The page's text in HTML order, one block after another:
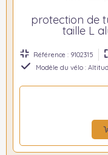
protection de
taille L
Référence : 9102315
Modèle du vélo :